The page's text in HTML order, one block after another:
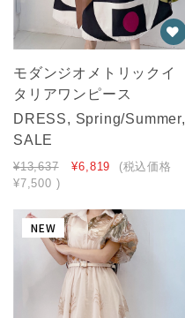
モダンジオメトリックイ
タリアワンピース
DRESS, Spring/Summer,
SALE
¥13,637 ¥6,819
(税込価格
¥7,500 )
NEW